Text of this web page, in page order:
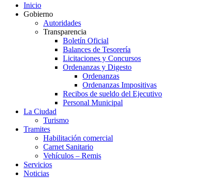
Inicio
Gobierno
Autoridades
Transparencia
Boletín Oficial
Balances de Tesorería
Licitaciones y Concursos
Ordenanzas y Digesto
Ordenanzas
Ordenanzas Impositivas
Recibos de sueldo del Ejecutivo
Personal Municipal
La Ciudad
Turismo
Tramites
Habilitación comercial
Carnet Sanitario
Vehículos – Remis
Servicios
Noticias